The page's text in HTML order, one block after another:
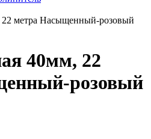
22 метра Насыщенный-розовый
40мм, 22
розовый